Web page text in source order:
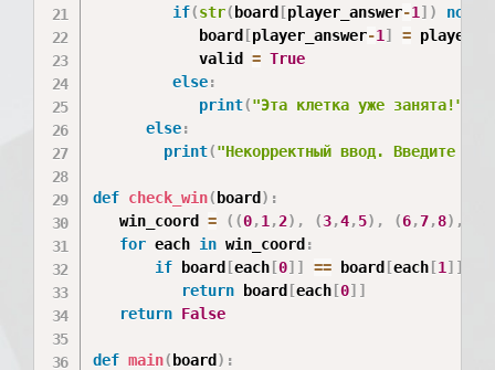
if(str( board [player_answer-1 ] ) not
            board
[player_answer-1 ] =
            valid
= True
else:
print("Эта клетка уже занята!"
else:
print("Некорректный ввод. Введите
def check_win( board ) :
   win_coord
= ( (0,1 ,2) , (3,4,5) , (6,7,8) ,
for each in win_coord :
if board [each [0] ] == board [each [1 ] ]
return board [each [0] ]
return False
def main( board ) :